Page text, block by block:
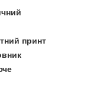
принт